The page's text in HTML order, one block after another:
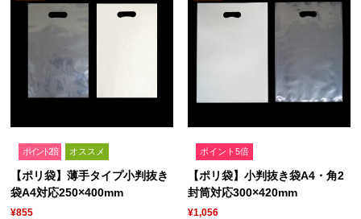
ポイント2倍 オススメ
【ポリ袋】薄手タイプ小判抜き
袋A4対応250×400mm
¥855
ポイント5倍
【ポリ袋】小判抜き袋A4・角2
封筒対応300×420mm
¥1,056